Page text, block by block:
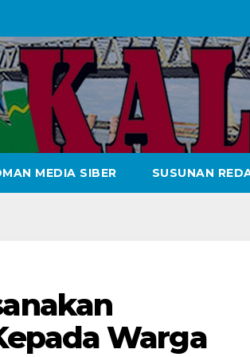
MEDIA SIBER SUSUNAN
Warga